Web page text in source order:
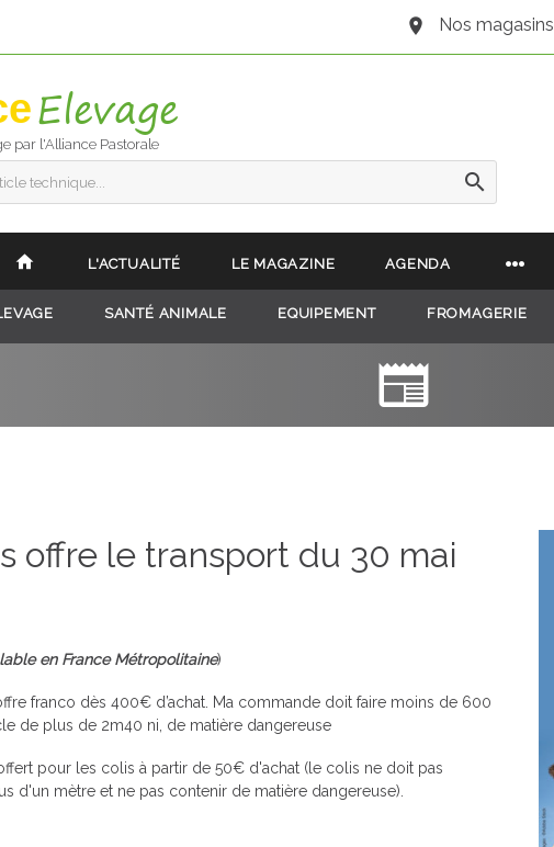
Nos magasins
par l'Alliance Pastorale
technique...
L'ACTUALITÉ LE MAGAZINE AGENDA
SANTÉ ANIMALE EQUIPEMENT FROMAGERIE
offre le transport du 30 mai
en France Métropolitaine)
franco dès 400€ d’achat. Ma commande doit faire moins de 600
de plus de 2m40 ni, de matière dangereuse
pour les colis à partir de 50€ d'achat (le colis ne doit pas
d'un mètre et ne pas contenir de matière dangereuse).